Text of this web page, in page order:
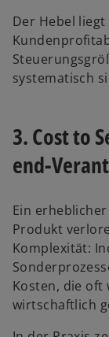
Der Hebel
systematisch
3. Cost to
end-
Ein
Produkt
Komplexität:
Kosten, die
wirtschaftlich